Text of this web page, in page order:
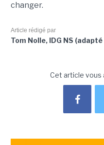
changer.
Article rédigé par
Tom Nolle, IDG NS
Cet article vous